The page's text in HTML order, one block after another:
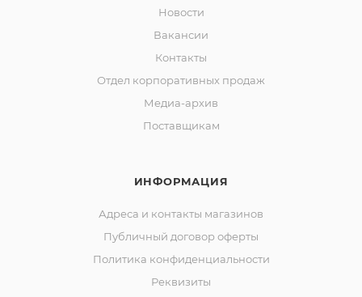
Новости
Вакансии
Контакты
Отдел корпоративных продаж
Медиа-архив
Поставщикам
ИНФОРМАЦИЯ
Адреса и контакты магазинов
Публичный договор оферты
Политика конфиденциальности
Реквизиты